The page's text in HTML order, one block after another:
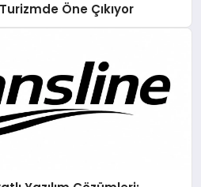
Öne Çıkıyor